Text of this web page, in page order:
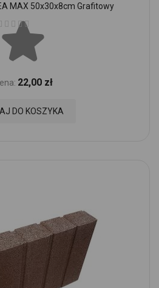
MAX 50x30x8cm Grafitowy
22,00 zł
DO KOSZYKA